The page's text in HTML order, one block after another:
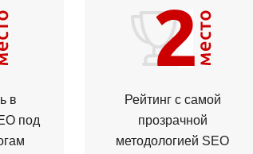
в
под
Рейтинг с самой
прозрачной
методологией SEO